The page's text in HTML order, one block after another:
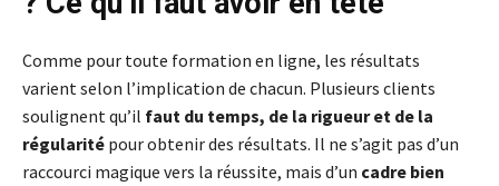
Comme pour toute formation en ligne, les résultats
varient selon l’implication de chacun. Plusieurs clients
soulignent qu’il faut du temps, de la rigueur et de la
régularité pour obtenir des résultats. Il ne s’agit pas d’un
raccourci magique vers la réussite, mais d’un cadre bien